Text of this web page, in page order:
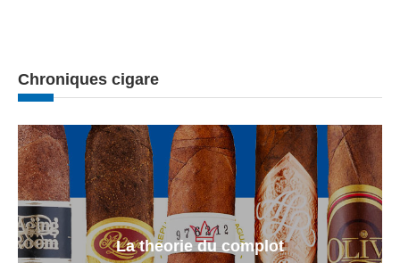
Chroniques cigare
La theorie du complot